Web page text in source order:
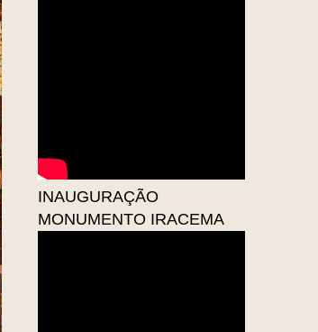
INAUGURAÇÃO
MONUMENTO IRACEMA